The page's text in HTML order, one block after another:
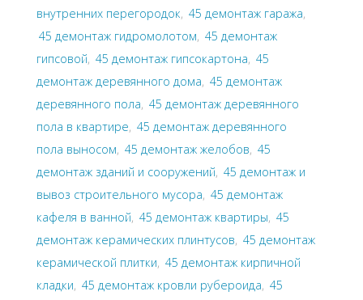
внутренних перегородок, 45 демонтаж гаража,
45 демонтаж гидромолотом, 45 демонтаж
гипсовой, 45 демонтаж гипсокартона, 45
демонтаж деревянного дома, 45 демонтаж
деревянного пола, 45 демонтаж деревянного
пола в квартире, 45 демонтаж деревянного
пола выносом, 45 демонтаж желобов, 45
демонтаж зданий и сооружений, 45 демонтаж и
вывоз строительного мусора, 45 демонтаж
кафеля в ванной, 45 демонтаж квартиры, 45
демонтаж керамических плинтусов, 45 демонтаж
керамической плитки, 45 демонтаж кирпичной
кладки, 45 демонтаж кровли рубероида, 45